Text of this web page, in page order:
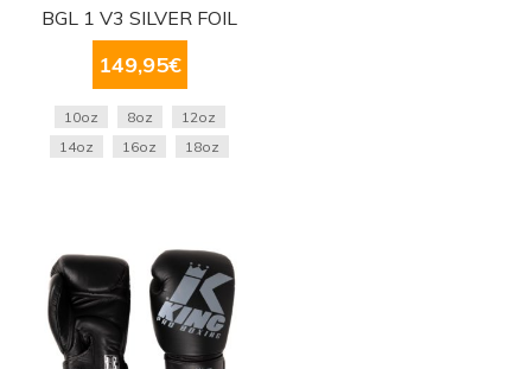
BGL 1 V3 SILVER FOIL
149,95€
10oz 8oz
12oz
14oz
16oz 18oz